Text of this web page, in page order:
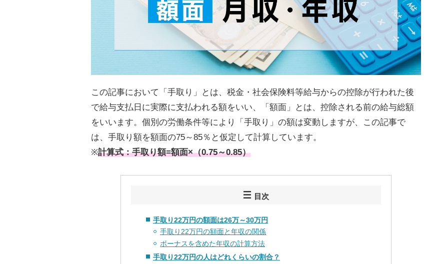
この記事において「手取り」とは、税金・社会保険料等給与からの控除が行われた後
で給与支払日に実際に支払われる額をいい、「額面」とは、控除される前の給与総額
をいいます。個別の労働条件等により「手取り」の額は変動しますが、この記事で
は、手取り額を額面の75～85％と仮定して計算しています。
※計算式：手取り額=額面×（0.75～0.85）
目次
手取り22万円の額面は26万～30万円
手取り22万円の額面と年収の関係
ボーナスを含めた年収の計算方法
手取り22万円の人はどれくらいの割合？